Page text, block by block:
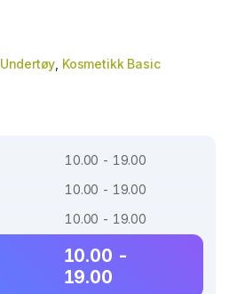
Undertøy Kosmetikk Basic
10.00 - 19.00
10.00 - 19.00
10.00 - 19.00
10.00 -
19.00